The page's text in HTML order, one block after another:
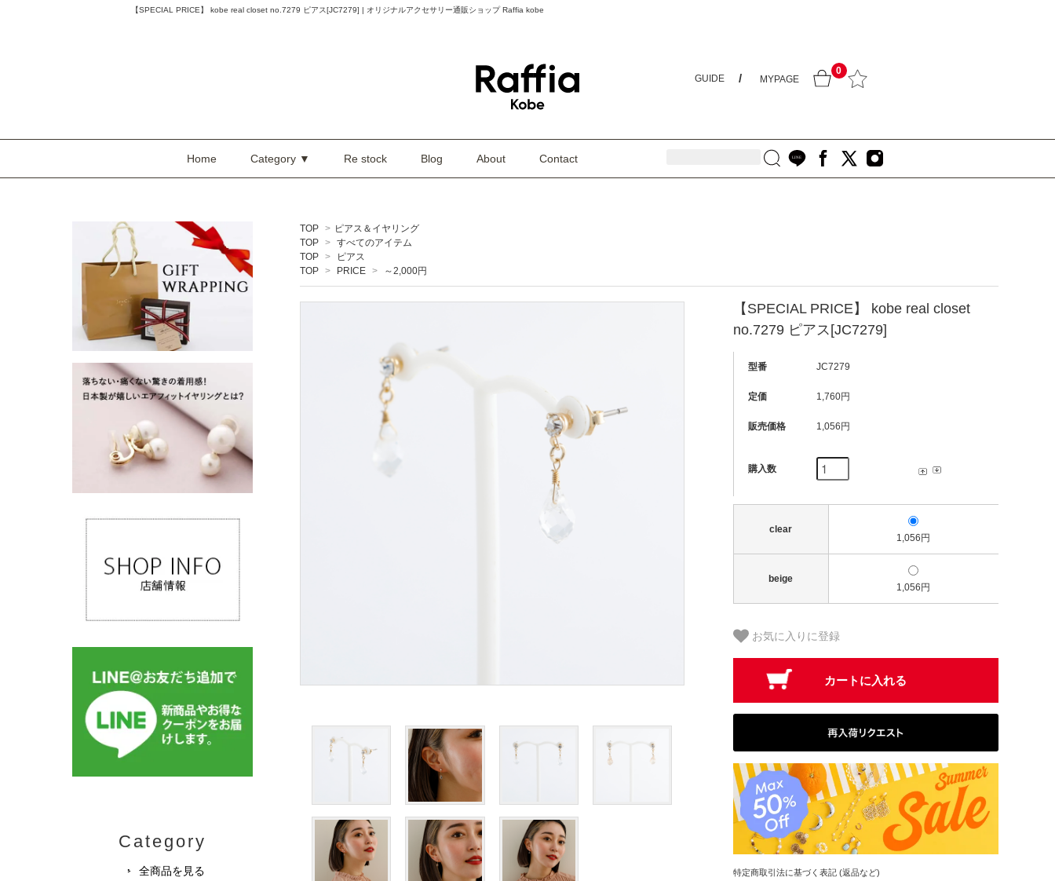
【SPECIAL PRICE】 kobe real closet no.7279 ピアス[JC7279] | オリジナルアクセサリー通販ショップ Raffia kobe
GUIDE MYPAGE
0
Home Category ▼ Re stock Blog About Contact
TOP > ピアス＆イヤリング
TOP > すべてのアイテム
TOP >
ピアス
TOP > PRICE > ～2,000円
【SPECIAL PRICE】 kobe real closet
no.7279 ピアス[JC7279]
型番 JC7279
定価 1,760円
販売価格 1,056円
購入数
clear
1,056円
beige
1,056円
お気に入りに登録
特定商取引法に基づく表記 (返品など)
Category
全商品を見る